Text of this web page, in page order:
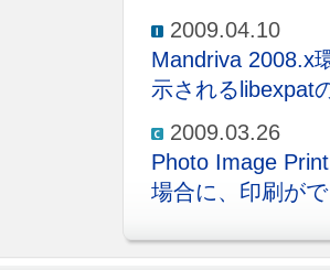
2009.04.10
Mandriva 2008.x
示されるlibexpat
2009.03.26
Photo Image
場合に、印刷が